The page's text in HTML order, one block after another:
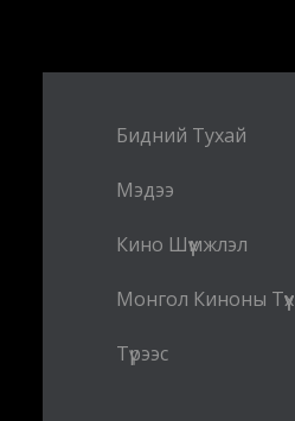
Бидний Тухай
Мэдээ
Кино Шүүмжлэл
Монгол Киноны Түүх
Түрээс